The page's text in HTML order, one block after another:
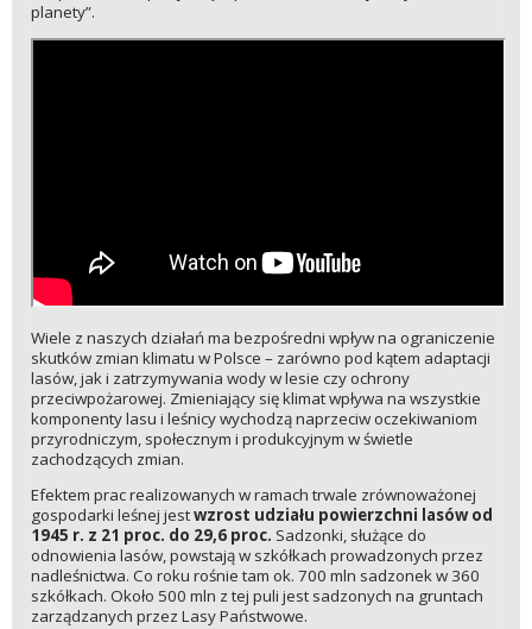
planety”.
Wiele z naszych działań ma bezpośredni wpływ na ograniczenie
skutków zmian klimatu w Polsce – zarówno pod kątem adaptacji
lasów, jak i zatrzymywania wody w lesie czy ochrony
przeciwpożarowej. Zmieniający się klimat wpływa na wszystkie
komponenty lasu i leśnicy wychodzą naprzeciw oczekiwaniom
przyrodniczym, społecznym i produkcyjnym w świetle
zachodzących zmian.
Efektem prac realizowanych w ramach trwale zrównoważonej
gospodarki leśnej jestwzrost udziału powierzchni lasów od
1945 r. z 21 proc. do 29,6 proc. Sadzonki, służące do
odnowienia lasów, powstają w szkółkach prowadzonych przez
nadleśnictwa. Co roku rośnie tam ok. 700 mln sadzonek w 360
szkółkach. Około 500 mln z tej puli jest sadzonych na gruntach
zarządzanych przez Lasy Państwowe.